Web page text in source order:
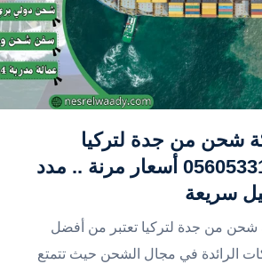
شحن من جدة لتركيا
-0560533140 أسعار مرنة .. مدد
سريعة
من جدة لتركيا تعتبر من أفضل
الرائدة في مجال الشحن حيث تتمتع